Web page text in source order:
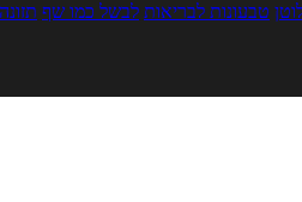
טבעונות לבריאות לבשל כמו שף